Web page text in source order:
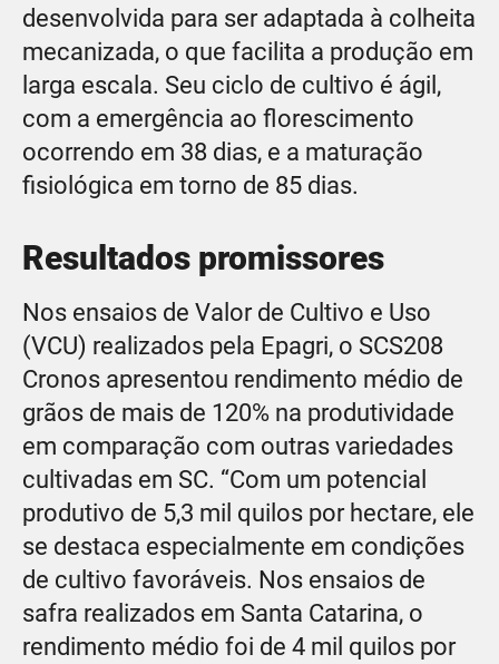
desenvolvida para ser adaptada à colheita
mecanizada, o que facilita a produção em
larga escala. Seu ciclo de cultivo é ágil,
com a emergência ao florescimento
ocorrendo em 38 dias, e a maturação
fisiológica em torno de 85 dias.
Resultados promissores
Nos ensaios de Valor de Cultivo e Uso
(VCU) realizados pela Epagri, o SCS208
Cronos apresentou rendimento médio de
grãos de mais de 120% na produtividade
em comparação com outras variedades
cultivadas em SC. “Com um potencial
produtivo de 5,3 mil quilos por hectare, ele
se destaca especialmente em condições
de cultivo favoráveis. Nos ensaios de
safra realizados em Santa Catarina, o
rendimento médio foi de 4 mil quilos por